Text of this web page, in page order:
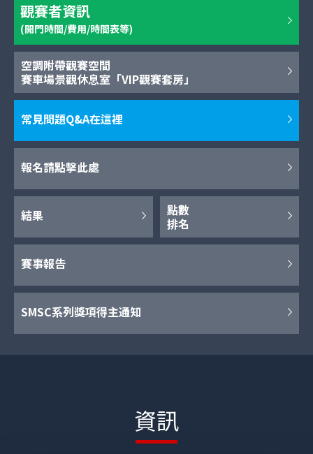
觀賽者資訊
(開門時間/費用/時間表等)
空調附帶觀賽空間
賽車場景觀休息室「VIP觀賽套房」
常見問題Q&A在這裡
報名請點擊此處
結果
點數
排名
賽事報告
SMSC系列獎項得主通知
資訊